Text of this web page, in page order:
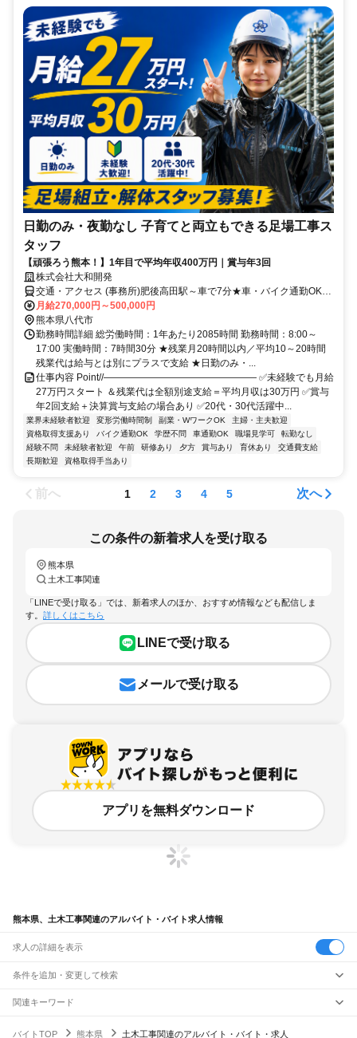
日勤のみ・夜勤なし 子育てと両立もできる足場工事ス
タッフ
【頑張ろう熊本！】1年目で平均年収400万円｜賞与年3回
株式会社大和開発
交通・アクセス (事務所)肥後高田駅～車で7分★車・バイク通勤OK｜
現場間の送迎もあり
月給270,000円～500,000円
熊本県八代市
勤務時間詳細 総労働時間：1年あたり2085時間 勤務時間：8:00～
17:00 実働時間：7時間30分 ★残業月20時間以内／平均10～20時間
残業代は給与とは別にプラスで支給 ★日勤のみ・...
仕事内容 Point//―――――――――――――――― ✅未経験でも月給
27万円スタート ＆残業代は全額別途支給＝平均月収は30万円 ✅賞与
年2回支給＋決算賞与支給の場合あり ✅20代・30代活躍中...
業界未経験者歓迎 変形労働時間制 副業・WワークOK
主婦・主夫歓迎
資格取得支援あり
バイク通勤OK 学歴不問 車通勤OK 職場見学可
転勤なし
経験不問
未経験者歓迎 午前 研修あり 夕方 賞与あり 育休あり
交通費支給
長期歓迎
資格取得手当あり
前へ 1 2 3 4 5 次へ
この条件の新着求人を受け取る
熊本県
土木工事関連
「LINEで受け取る」では、新着求人のほか、おすすめ情報なども配信しま
す。 詳しくはこちら
LINEで受け取る
メールで受け取る
アプリを無料ダウンロード
熊本県、土木工事関連のアルバイト・バイト求人情報
求人の詳細を表示
条件を追加・変更して検索
市区町村を追加・変更
熊本県すべて
駅を追加・変更
関連キーワード
奈良県 土木工事関連
宮崎県 土木工事熊本県 設備工事
バイトTOP 熊本県 土木工事関連のアルバイト・バイト・求人